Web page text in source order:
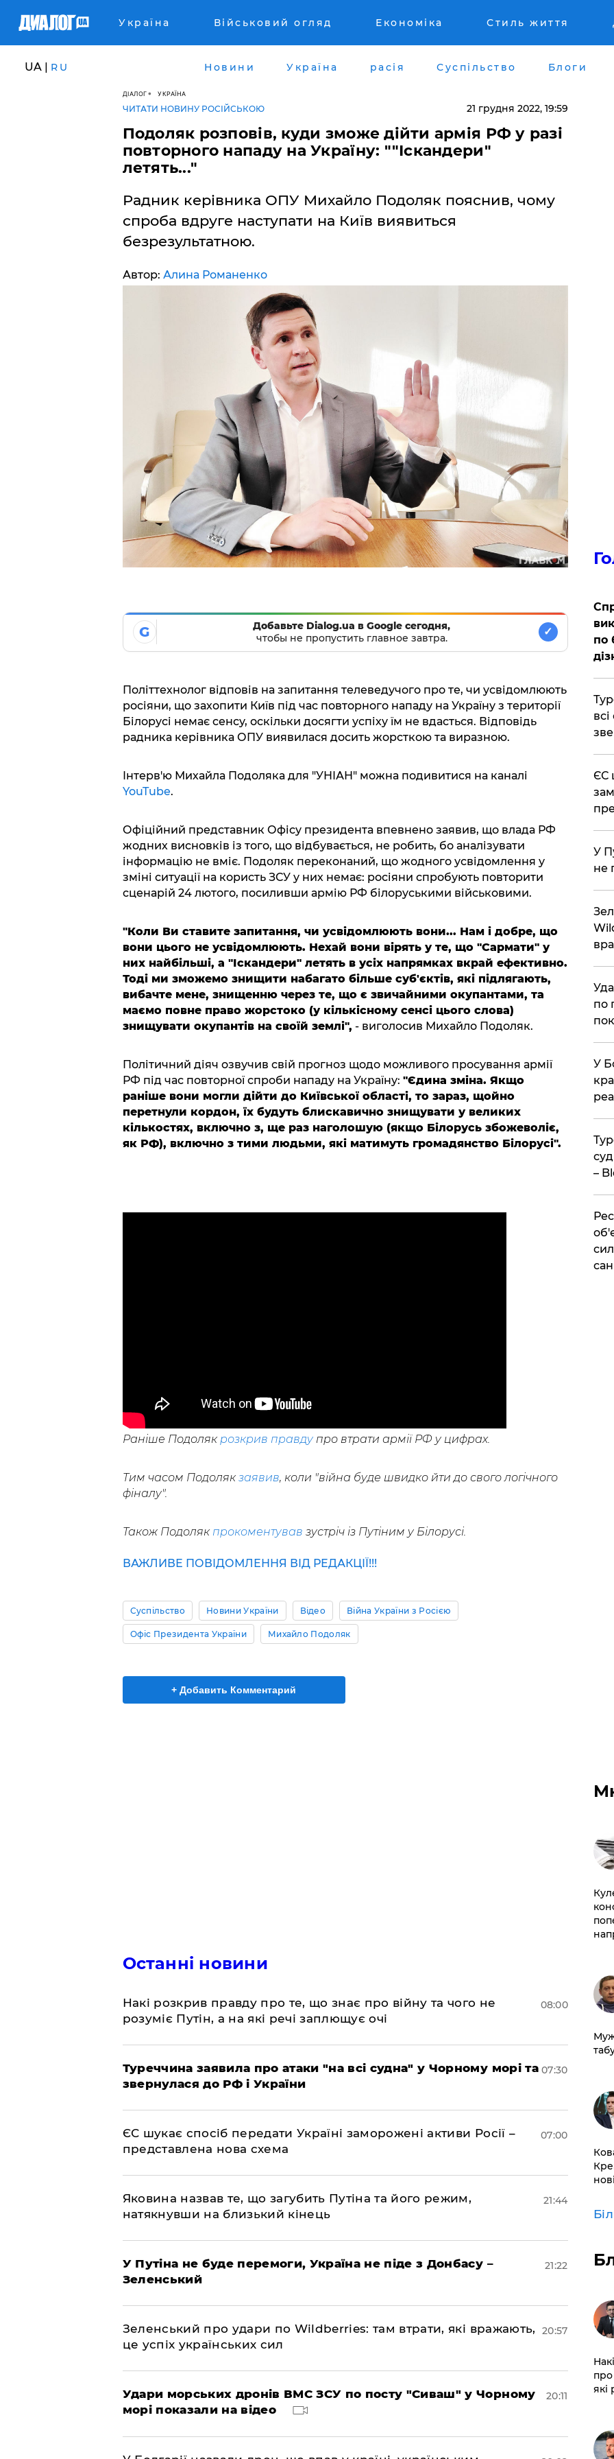
Україна Військовий огляд Економіка Стиль життя
UA | RU Новини Україна расія Суспільство Блоги
ДІАЛОГ УКРАЇНА
ЧИТАТИ НОВИНУ РОСІЙСЬКОЮ 21 грудня 2022, 19:59
Подоляк розповів, куди зможе дійти армія РФ у разі
повторного нападу на Україну: ""Іскандери"
летять..."
Радник керівника ОПУ Михайло Подоляк пояснив, чому
спроба вдруге наступати на Київ виявиться
безрезультатною.
Автор: Алина Романенко
G
Добавьте Dialog.ua в Google сегодня,
чтобы не пропустить главное завтра.
✓
Політтехнолог відповів на запитання телеведучого про те, чи усвідомлюють
росіяни, що захопити Київ під час повторного нападу на Україну з території
Білорусі немає сенсу, оскільки досягти успіху їм не вдасться. Відповідь
радника керівника ОПУ виявилася досить жорсткою та виразною.
Інтерв'ю Михайла Подоляка для "УНІАН" можна подивитися на каналі
YouTube.
Офіційний представник Офісу президента впевнено заявив, що влада РФ
жодних висновків із того, що відбувається, не робить, бо аналізувати
інформацію не вміє. Подоляк переконаний, що жодного усвідомлення у
зміні ситуації на користь ЗСУ у них немає: росіяни спробують повторити
сценарій 24 лютого, посиливши армію РФ білоруськими військовими.
"Коли Ви ставите запитання, чи усвідомлюють вони... Нам і добре, що
вони цього не усвідомлюють. Нехай вони вірять у те, що "Сармати" у
них найбільші, а "Іскандери" летять в усіх напрямках вкрай ефективно.
Тоді ми зможемо знищити набагато більше суб'єктів, які підлягають,
вибачте мене, знищенню через те, що є звичайними окупантами, та
маємо повне право жорстоко (у кількісному сенсі цього слова)
знищувати окупантів на своїй землі", - виголосив Михайло Подоляк.
Політичний діяч озвучив свій прогноз щодо можливого просування армії
РФ під час повторної спроби нападу на Україну: "Єдина зміна. Якщо
раніше вони могли дійти до Київської області, то зараз, щойно
перетнули кордон, їх будуть блискавично знищувати у великих
кількостях, включно з, ще раз наголошую (якщо Білорусь збожеволіє,
як РФ), включно з тими людьми, які матимуть громадянство Білорусі".
Раніше Подолякрозкрив правдупро втрати армії РФ у цифрах.
Тим часом Подолякзаявив, коли "війна буде швидко йти до свого логічного
фіналу".
Також Подоляк прокоментував зустріч із Путіним у Білорусі.
ВАЖЛИВЕ ПОВІДОМЛЕННЯ ВІД РЕДАКЦІЇ!!!
Суспільство Новини України Відео Війна України з Росією
Офіс Президента України Михайло Подоляк
+ Добавить Комментарий
Останні новини
Накі розкрив правду про те, що знає про війну та чого не
розуміє Путін, а на які речі заплющує очі
08:00
Туреччина заявила про атаки "на всі судна" у Чорному морі та
звернулася до РФ і України
07:30
ЄС шукає спосіб передати Україні заморожені активи Росії –
представлена ​​нова схема
07:00
Яковина назвав те, що загубить Путіна та його режим,
натякнувши на близький кінець
21:44
У Путіна не буде перемоги, Україна не піде з Донбасу –
Зеленський
21:22
Зеленський про удари по Wildberries: там втрати, які вражають,
це успіх українських сил
20:57
Удари морських дронів ВМС ЗСУ по посту "Сиваш" у Чорному
морі показали на відео
20:11
по
ЄС
У
не
по
У
–
про
які